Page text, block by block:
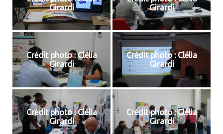
Girardi
Girardi
Crédit photo : Clélia
Girardi
Crédit photo : Clélia
Girardi
Crédit photo : Clélia
Girardi
Crédit photo : Clélia
Girardi